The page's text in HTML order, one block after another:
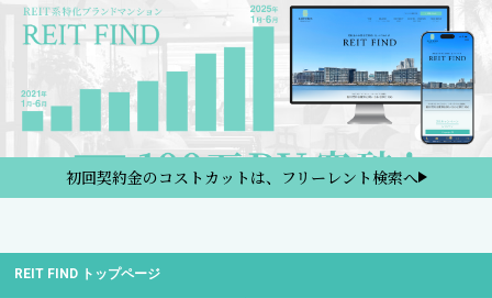
初回契約金のコストカットは、フリーレント検索へ
REIT FIND トップページ